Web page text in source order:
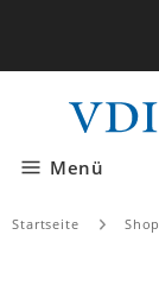
Menü
Startseite Shop